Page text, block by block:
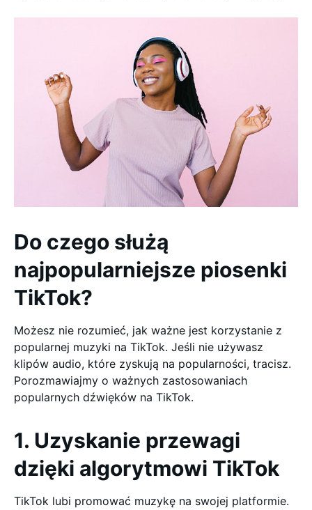
Do czego służą
najpopularniejsze piosenki
TikTok?
Możesz nie rozumieć, jak ważne jest korzystanie z
popularnej muzyki na TikTok. Jeśli nie używasz
klipów audio, które zyskują na popularności, tracisz.
Porozmawiajmy o ważnych zastosowaniach
popularnych dźwięków na TikTok.
1. Uzyskanie przewagi
dzięki algorytmowi TikTok
TikTok lubi promować muzykę na swojej platformie.